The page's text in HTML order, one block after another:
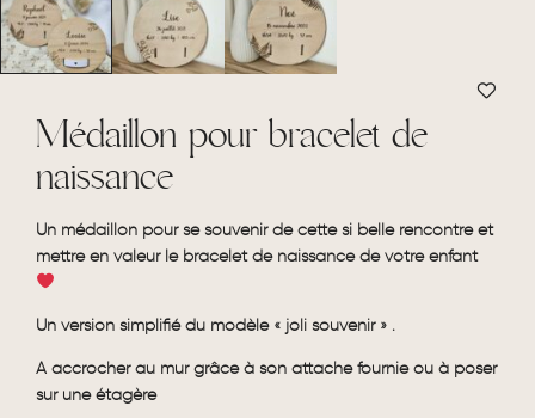
Médaillon pour bracelet de
naissance
Un médaillon pour se souvenir de cette si belle rencontre et
mettre en valeur le bracelet de naissance de votre enfant
Un version simplifié du modèle « joli souvenir» .
A accrocher au mur grâce à son attache fournie ou à poser
sur une étagère